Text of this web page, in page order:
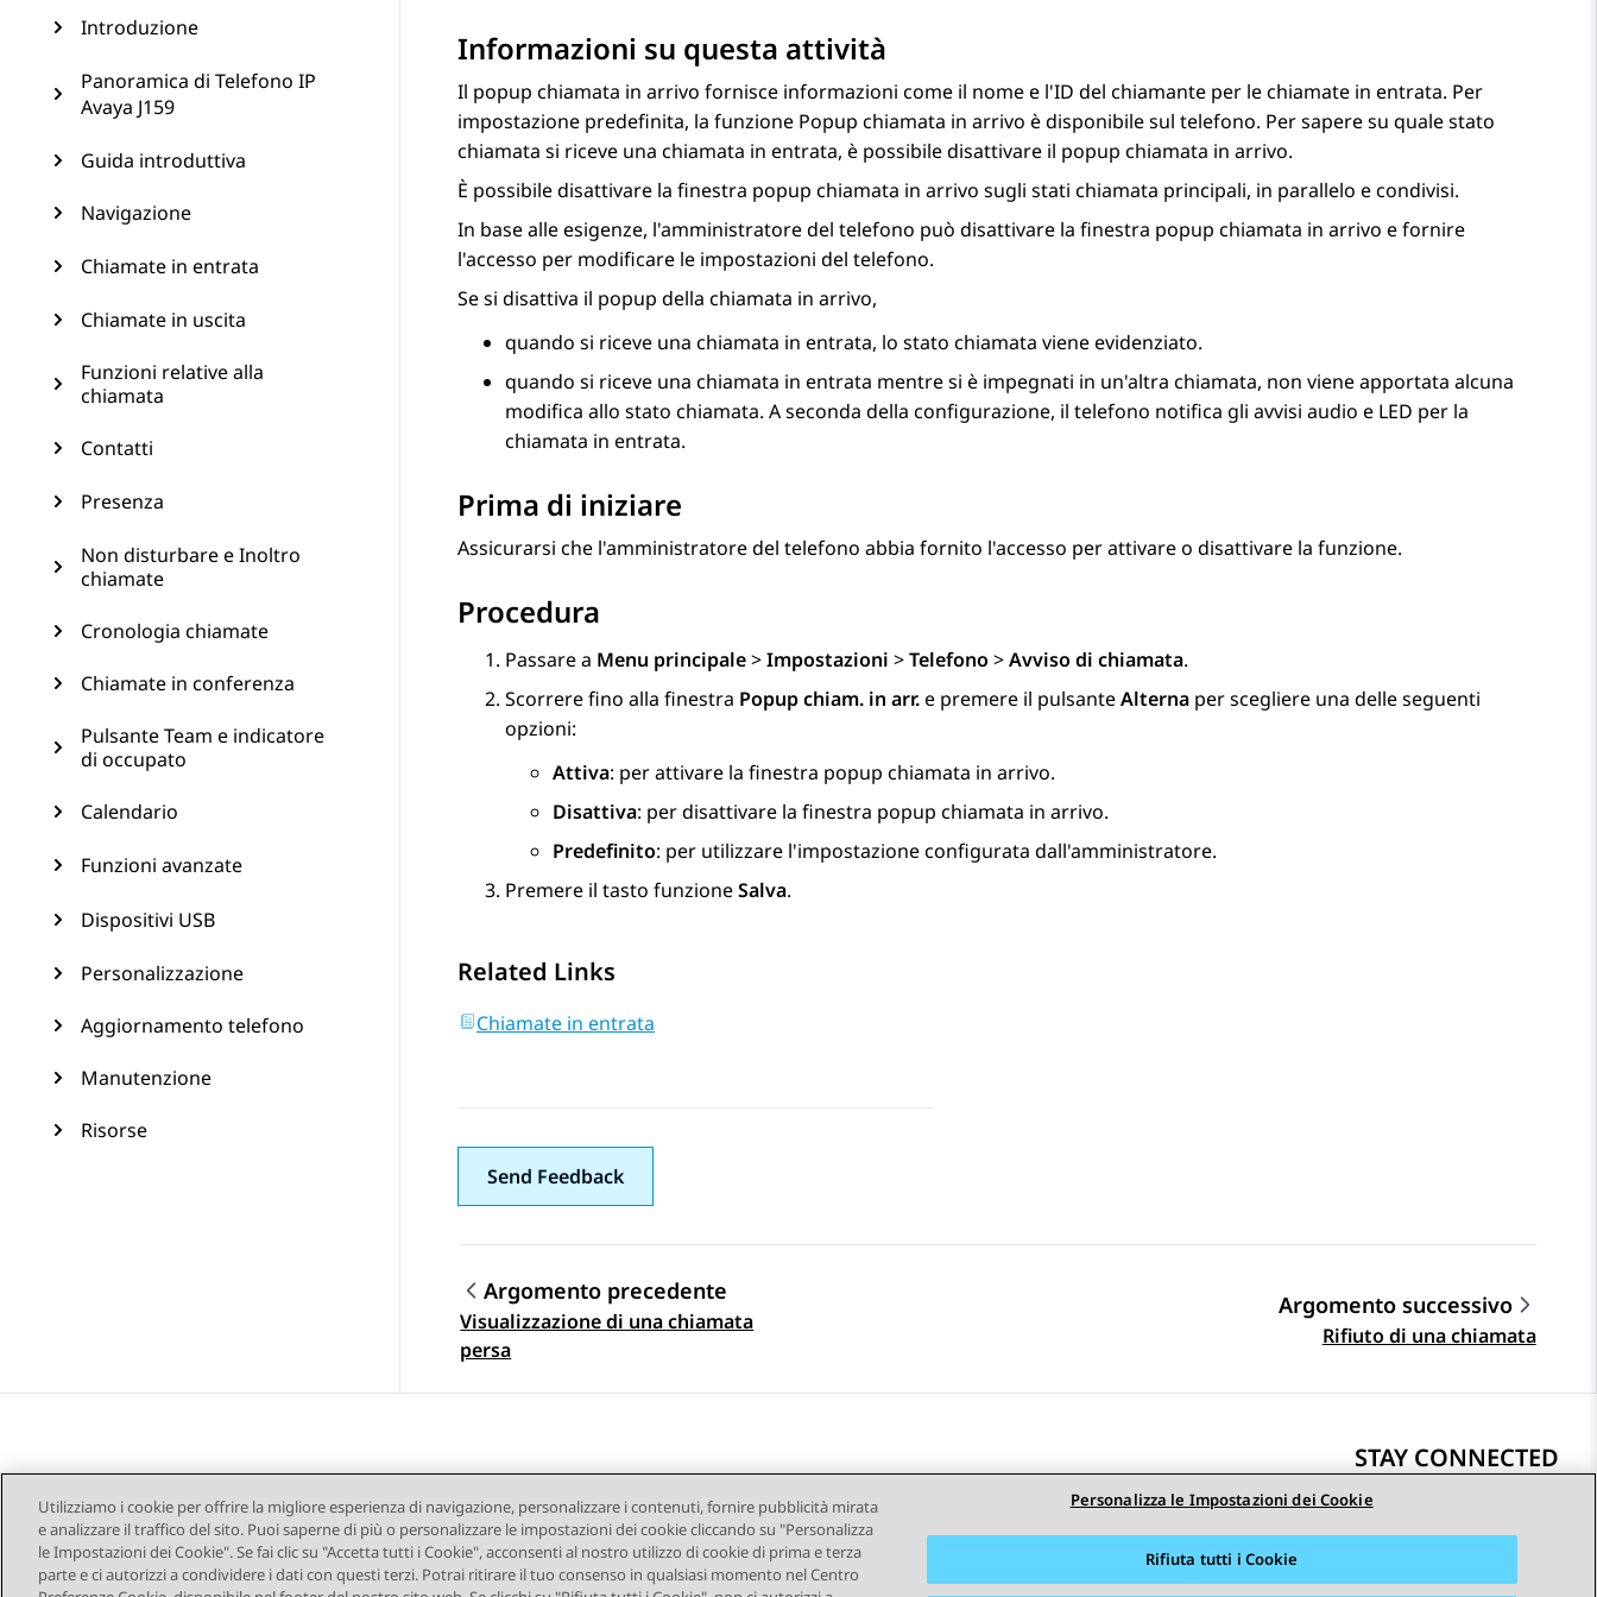
Introduzione
Panoramica di Telefono IP
Avaya J159
Guida introduttiva
Navigazione
Chiamate in entrata
Chiamate in uscita
Funzioni relative alla
chiamata
Contatti
Presenza
Non disturbare e Inoltro
chiamate
Cronologia chiamate
Chiamate in conferenza
Pulsante Team e indicatore
di occupato
Calendario
Funzioni avanzate
Dispositivi USB
Personalizzazione
Aggiornamento telefono
Manutenzione
Risorse
Informazioni su questa attività
Il popup chiamata in arrivo fornisce informazioni come il nome e l'ID del chiamante per le chiamate in entrata. Per
impostazione predefinita, la funzione Popup chiamata in arrivo è disponibile sul telefono. Per sapere su quale stato
chiamata si riceve una chiamata in entrata, è possibile disattivare il popup chiamata in arrivo.
È possibile disattivare la finestra popup chiamata in arrivo sugli stati chiamata principali, in parallelo e condivisi.
In base alle esigenze, l'amministratore del telefono può disattivare la finestra popup chiamata in arrivo e fornire
l'accesso per modificare le impostazioni del telefono.
Se si disattiva il popup della chiamata in arrivo,
quando si riceve una chiamata in entrata, lo stato chiamata viene evidenziato.
quando si riceve una chiamata in entrata mentre si è impegnati in un'altra chiamata, non viene apportata alcuna
modifica allo stato chiamata. A seconda della configurazione, il telefono notifica gli avvisi audio e LED per la
chiamata in entrata.
Prima di iniziare
Assicurarsi che l'amministratore del telefono abbia fornito l'accesso per attivare o disattivare la funzione.
Procedura
Passare a Menu principale>Impostazioni >Telefono >Avviso di chiamata.
Scorrere fino alla finestra Popup chiam. in arr.e premere il pulsanteAlterna per scegliere una delle seguenti
opzioni:
Attiva: per attivare la finestra popup chiamata in arrivo.
Disattiva: per disattivare la finestra popup chiamata in arrivo.
Predefinito: per utilizzare l'impostazione configurata dall'amministratore.
Premere il tasto funzioneSalva.
Related Links
Chiamate in entrata
Send Feedback
Navigazione argomento
Argomento precedente
Visualizzazione di una chiamata
persa
Argomento successivo
Rifiuto di una chiamata
STAY CONNECTED
Mappa del sito Condizioni d'uso Privacy Politica sui cookie Marchi commerciali Accessibilità © 2026 Avaya LLC
Utilizziamo i cookie per offrire la migliore esperienza di navigazione, personalizzare i contenuti, fornire pubblicità mirata
e analizzare il traffico del sito. Puoi saperne di più o personalizzare le impostazioni dei cookie cliccando su "Personalizza
le Impostazioni dei Cookie". Se fai clic su "Accetta tutti i Cookie", acconsenti al nostro utilizzo di cookie di prima e terza
parte e ci autorizzi a condividere i dati con questi terzi. Potrai ritirare il tuo consenso in qualsiasi momento nel Centro
Personalizza le Impostazioni dei Cookie
Rifiuta tutti i Cookie